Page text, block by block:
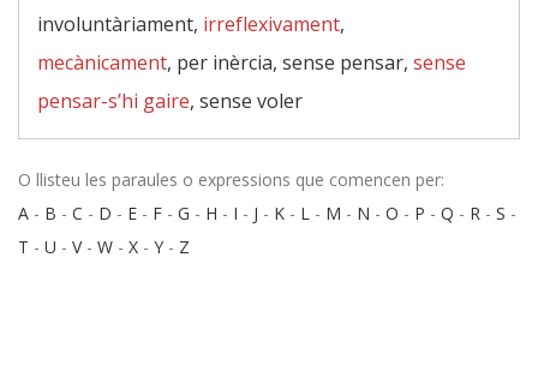
involuntàriament, irreflexivament,
mecànicament, per inèrcia, sense pensar, sense
pensar-s’hi gaire, sense voler
O llisteu les paraules o expressions que comencen per:
A - B - C - D - E - F - G - H - I - J - K - L - M - N - O - P - Q - R - S -
T - U - V- W - X - Y - Z